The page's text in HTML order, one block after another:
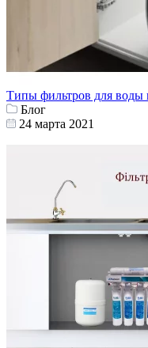
Типы фильтров для воды
Блог
24 марта 2021